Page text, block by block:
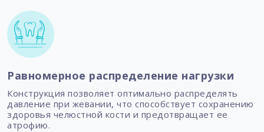
Равномерное распределение нагрузки
Конструкция позволяет оптимально распределять
давление при жевании, что способствует сохранению
здоровья челюстной кости и предотвращает ее
атрофию.